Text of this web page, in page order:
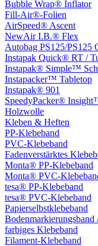
Bubble Wrap® Inflator
Fill-Air®-Folien
AirSpeed® Ascent
NewAir I.B.® Flex
Autobag PS125/PS125
Instapak Quick® RT /
Instapak® Simple™
Instapacker™ Tabletop
Instapak® 901
SpeedyPacker®
Holzwolle
Kleben & Heften
PP-Klebeband
PVC-Klebeband
Fadenverstärktes
Monta® PP-Klebeband
Monta® PVC-
tesa® PP-Klebeband
tesa® PVC-Klebeband
Papierselbstklebeband
Bodenmarkierungsband
farbiges Klebeband
Filament-Klebeband